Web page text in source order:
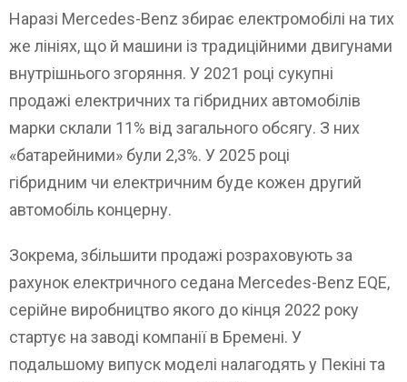
Наразі Mercedes-Benz збирає електромобілі на тих
же лініях, що й машини із традиційними двигунами
внутрішнього згоряння. У 2021 році сукупні
продажі електричних та гібридних автомобілів
марки склали 11% від загального обсягу. З них
«батарейними» були 2,3%. У 2025 році
гібридним чи електричним буде кожен другий
автомобіль концерну.
Зокрема, збільшити продажі розраховують за
рахунок електричного седана Mercedes-Benz EQE,
серійне виробництво якого до кінця 2022 року
стартує на заводі компанії в Бремені. У
подальшому випуск моделі налагодять у Пекіні та